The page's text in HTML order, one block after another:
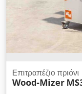
900 κιλά
Επιτραπέζιο πριόνι
Wood-Mizer